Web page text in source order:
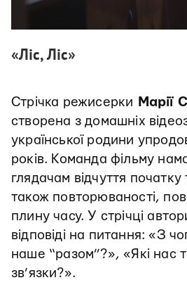
«Ліс, Ліс»
Стрічка режисерки Марії
створена з домашніх
української родини
років. Команда фільму
глядачам відчуття
також повторюваності,
плину часу. У стрічці
відповіді на питання: «З
наше “разом”?», «Які нас
зв’язки?».